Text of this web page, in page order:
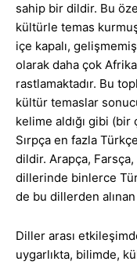
sahip bir dildir. Bu
kültürle temas
içe kapalı,
olarak daha çok
rastlamaktadır. Bu
kültür temaslar
kelime aldığı gibi
Sırpça en fazla
dildir. Arapça,
dillerinde binlerce
de bu dillerden alınan
Diller arası
uygarlıkta, bilimde,